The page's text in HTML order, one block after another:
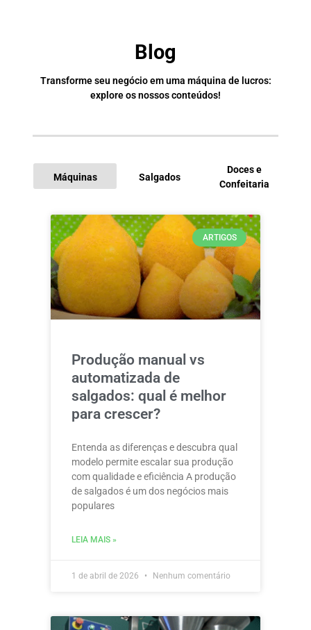
Blog
Transforme seu negócio em uma máquina de lucros:
explore os nossos conteúdos!
Máquinas Salgados
Doces e
Confeitaria
ARTIGOS
Produção manual vs
automatizada de
salgados: qual é melhor
para crescer?
Entenda as diferenças e descubra qual
modelo permite escalar sua produção
com qualidade e eficiência A produção
de salgados é um dos negócios mais
populares
LEIA MAIS »
1 de abril de 2026 Nenhum comentário